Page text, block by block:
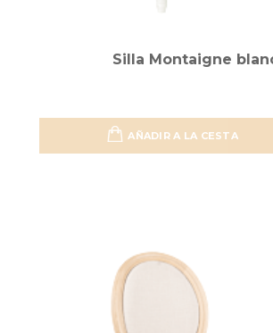
Silla Montaigne
AÑADIR A LA CESTA